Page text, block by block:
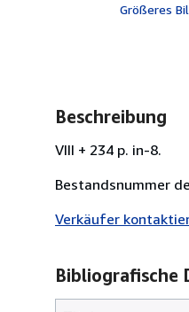
Größeres
Beschreibung
VIII + 234 p. in-8.
Bestandsnummer
Verkäufer
Bibliografische